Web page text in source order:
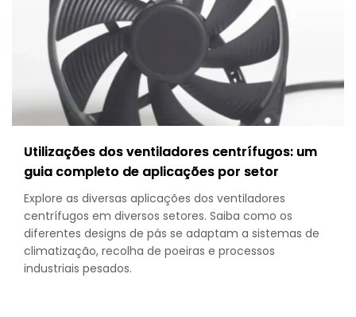
Utilizações dos ventiladores centrífugos: um
guia completo de aplicações por setor
Explore as diversas aplicações dos ventiladores
centrífugos em diversos setores. Saiba como os
diferentes designs de pás se adaptam a sistemas de
climatização, recolha de poeiras e processos
industriais pesados.